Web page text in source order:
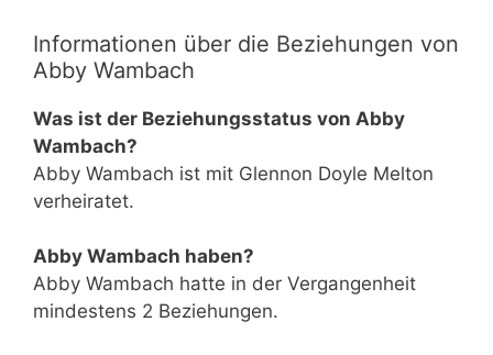
Informationen über die Beziehungen von
Abby Wambach
Was ist der Beziehungsstatus von Abby
Wambach?
Abby Wambach ist mit Glennon Doyle Melton
verheiratet.
Abby Wambach haben?
Abby Wambach hatte in der Vergangenheit
mindestens 2 Beziehungen.